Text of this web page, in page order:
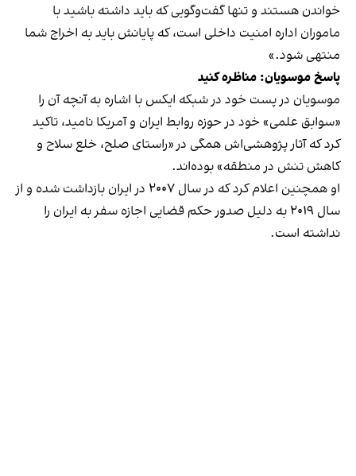
خواندن هستند و تنها گفت‌وگویی که باید داشته باشید با
ماموران اداره امنیت داخلی است، که پایانش باید به اخراج شما
منتهی شود.»
پاسخ موسویان: مناظره کنید
موسویان در پست خود در شبکه ایکس با اشاره به آنچه آن را
«سوابق علمی» خود در حوزه روابط ایران و آمریکا نامید، تاکید
کرد که آثار پژوهشی‌اش همگی در «راستای صلح، خلع سلاح و
کاهش تنش در منطقه» بوده‌اند.
او همچنین اعلام کرد که در سال ۲۰۰۷ در ایران بازداشت شده و از
سال ۲۰۱۹ به دلیل صدور حکم قضایی اجازه سفر به ایران را
نداشته است.